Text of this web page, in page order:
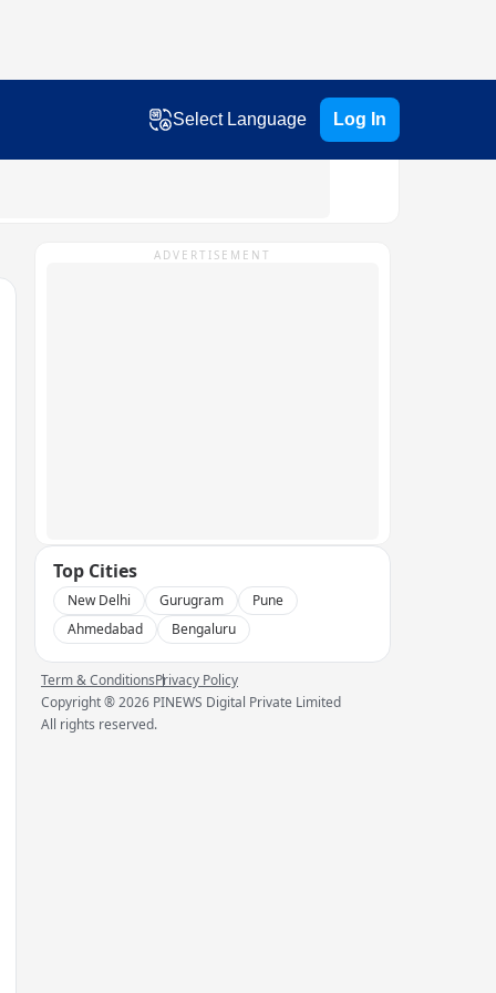
Select Language Log In
ADVERTISEMENT
Top Cities
New Delhi Gurugram
Pune
Ahmedabad
Bengaluru
Term & ConditionsPrivacy Policy
Copyright ®2026 PINEWS Digital Private Limited
All rights reserved.